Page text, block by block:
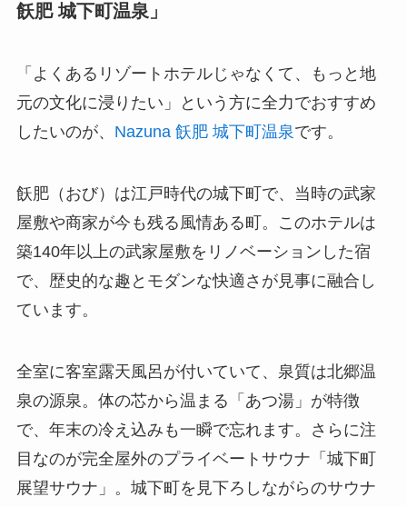
飫肥 城下町温泉」
「よくあるリゾートホテルじゃなくて、もっと地
元の文化に浸りたい」という方に全力でおすすめ
したいのが、 Nazuna 飫肥 城下町温泉です。
飫肥（おび）は江戸時代の城下町で、当時の武家
屋敷や商家が今も残る風情ある町。このホテルは
築140年以上の武家屋敷をリノベーションした宿
で、歴史的な趣とモダンな快適さが見事に融合し
ています。
全室に客室露天風呂が付いていて、泉質は北郷温
泉の源泉。体の芯から温まる「あつ湯」が特徴
で、年末の冷え込みも一瞬で忘れます。さらに注
目なのが完全屋外のプライベートサウナ「城下町
展望サウナ」。城下町を見下ろしながらのサウナ